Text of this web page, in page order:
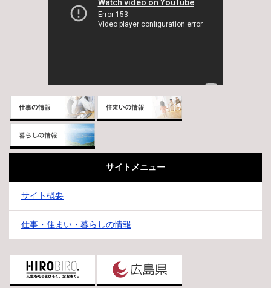
サイトメニュー
サイト概要
仕事・住まい・暮らしの情報